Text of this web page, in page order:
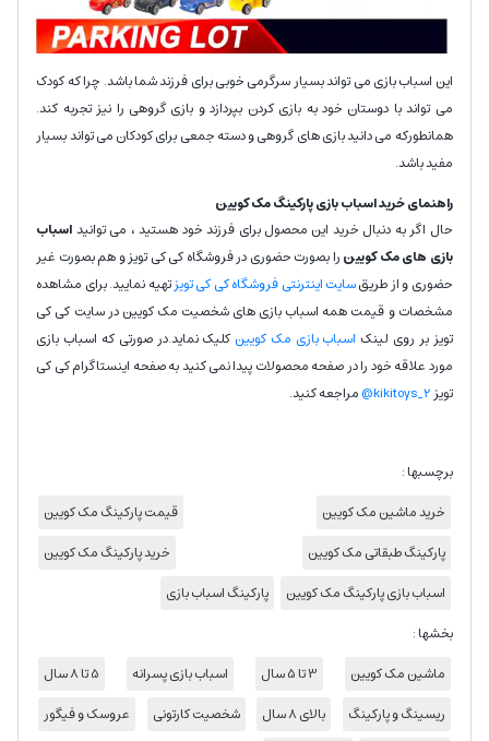
این اسباب بازی می تواند بسیار سرگرمی خوبی برای فرزند شما باشد. چرا که کودک
می تواند با دوستان خود به بازی کردن بپردازد و بازی گروهی را نیز تجربه کند.
همانطورکه می دانید بازی های گروهی و دسته جمعی برای کودکان می تواند بسیار
مفید باشد.
راهنمای خرید اسباب بازی پارکینگ مک کویین
حال اگر به دنبال خرید این محصول برای فرزند خود هستید ، می توانیداسباب
بازی های مک کویینرا بصورت حضوری در فروشگاه کی کی تویز و هم بصورت غیر
حضوری و از طریقسایت اینترنتی فروشگاه کی کی تویزتهیه نمایید. برای مشاهده
مشخصات و قیمت همه اسباب بازی های شخصیت مک کویین در سایت کی کی
تویز بر روی لینک اسباب بازی مک کویین کلیک نماید.در صورتی که اسباب بازی
مورد علاقه خود را در صفحه محصولات پیدا نمی کنید به صفحه اینستاگرام کی کی
تویزkikitoys_2@ مراجعه کنید.
برچسبها :
خرید ماشین مک کویین
قیمت پارکینگ مک کویین
پارکینگ طبقاتی مک کویین
خرید پارکینگ مک کویین
اسباب بازی پارکینگ مک کویین
پارکینگ اسباب بازی
بخشها :
ماشین مک کویین
3 تا 5 سال اسباب بازی پسرانه
5 تا 8 سال
ریسینگ و پارکینگ
بالای 8 سال شخصیت کارتونی
عروسک و فیگور